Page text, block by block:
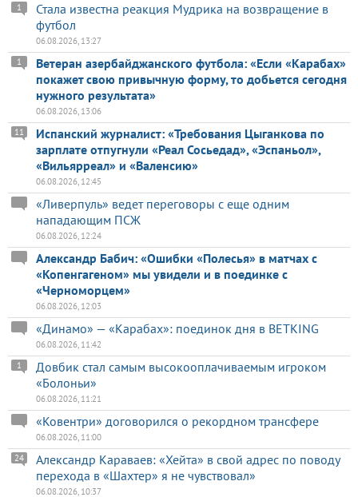
Стала известна реакция Мудрика на возвращение в
футбол
1
06.08.2026, 13:27
Ветеран азербайджанского футбола: «Если «Карабах»
покажет свою привычную форму, то добьется сегодня
нужного результата»
1
06.08.2026, 13:06
Испанский журналист: «Требования Цыганкова по
зарплате отпугнули «Реал Сосьедад», «Эспаньол»,
«Вильярреал» и «Валенсию»
11
06.08.2026, 12:45
«Ливерпуль» ведет переговоры с еще одним
нападающим ПСЖ
06.08.2026, 12:24
Александр Бабич: «Ошибки «Полесья» в матчах с
«Копенгагеном» мы увидели и в поединке с
«Черноморцем»
06.08.2026, 12:03
«Динамо» — «Карабах»: поединок дня в BETKING
06.08.2026, 11:42
Довбик стал самым высокооплачиваемым игроком
«Болоньи»
1
06.08.2026, 11:21
«Ковентри» договорился о рекордном трансфере
06.08.2026, 11:00
Александр Караваев: «Хейта» в свой адрес по поводу
перехода в «Шахтер» я не чувствовал»
24
06.08.2026, 10:37